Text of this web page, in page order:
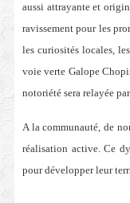
aussi attrayante et
ravissement pour les
les curiosités locales,
voie verte Galope
notoriété sera relayée
A la communauté, de
réalisation active. Ce
pour développer leur